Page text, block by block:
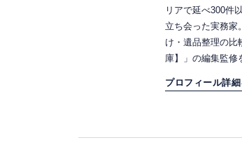
リアで延べ300件
立ち会った実務家
け・遺品整理の比
庫】」の編集監修
プロフィール詳